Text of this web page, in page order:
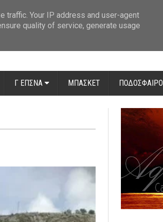
Γ ΕΠΣΝΑ ΜΠΑΣΚΕΤ ΠΟΔΟΣΦΑΙΡΟ
Your IP address and user-agent
quality of service, generate usage